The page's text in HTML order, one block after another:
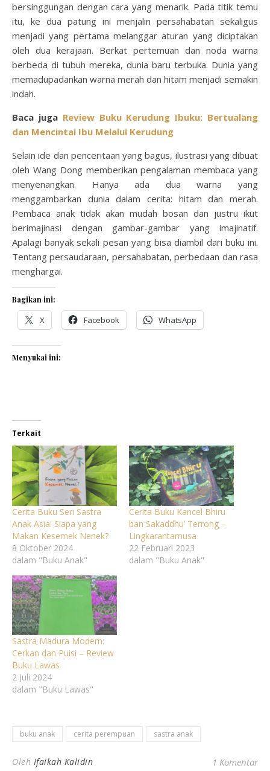
bersinggungan dengan cara yang menarik. Pada titik temu
itu, ke dua patung ini menjalin persahabatan sekaligus
menjadi yang pertama melanggar aturan yang diciptakan
oleh dua kerajaan. Berkat pertemuan dan noda warna
berbeda di tubuh mereka, dunia baru terbuka. Dunia yang
memadupadankan warna merah dan hitam menjadi semakin
indah.
Baca juga Review Buku Kerudung Ibuku: Bertualang
dan Mencintai Ibu Melalui Kerudung
Selain ide dan penceritaan yang bagus, ilustrasi yang dibuat
oleh Wang Dong memberikan pengalaman membaca yang
menyenangkan. Hanya ada dua warna yang
menggambarkan dunia dalam cerita: hitam dan merah.
Pembaca anak tidak akan mudah bosan dan justru ikut
berimajinasi dengan gambar-gambar yang imajinatif.
Apalagi banyak sekali pesan yang bisa diambil dari buku ini.
Tentang persaudaraan, persahabatan, perbedaan dan rasa
menghargai.
Bagikan ini:
X Facebook WhatsApp
Menyukai ini:
Terkait
Cerita Buku Seri Sastra
Anak Asia: Siapa yang
Makan Kesemek Nenek?
8 Oktober 2024
dalam "Buku Anak"
Cerita Buku Kancel Bhiru
ban Sakaddhu’ Terrong –
Lingkarantarnusa
22 Februari 2023
dalam "Buku Anak"
Sastra Madura Modern:
Cerkan dan Puisi – Review
Buku Lawas
2 Juli 2024
dalam "Buku Lawas"
buku anak cerita perempuan sastra anak
Oleh Ifaikah Kalidin 1 Komentar